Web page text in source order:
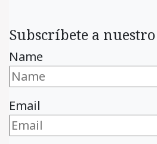
Subscríbete a
Name
Email